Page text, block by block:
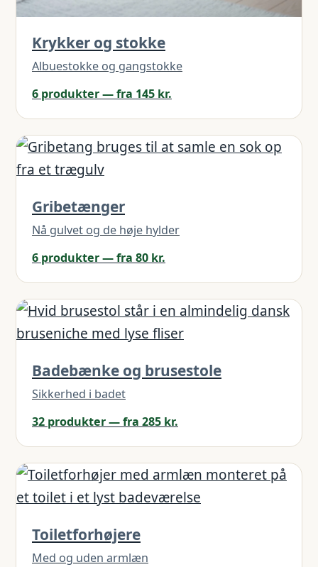
Krykker og stokke
Albuestokke og gangstokke
6 produkter — fra 145 kr.
Gribetænger
Nå gulvet og de høje hylder
6 produkter — fra 80 kr.
Badebænke og brusestole
Sikkerhed i badet
32 produkter — fra 285 kr.
Toiletforhøjere
Med og uden armlæn